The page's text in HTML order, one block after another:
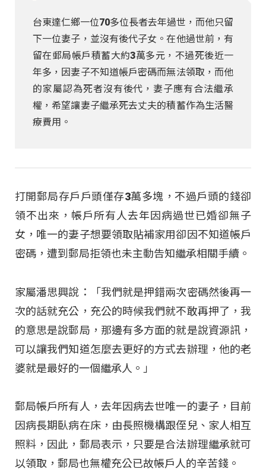
台東達仁鄉一位70多位長者去年過世，而他只留
下一位妻子，並沒有後代子女。在他過世前，有
留在郵局帳戶積蓄大約3萬多元，不過死後近一
年多，因妻子不知道帳戶密碼而無法領取，而他
的家屬認為死者沒有後代，妻子應有合法繼承
權，希望讓妻子繼承死去丈夫的積蓄作為生活醫
療費用。
打開郵局存戶戶頭僅存3萬多塊，不過戶頭的錢卻
領不出來，帳戶所有人去年因病過世已婚卻無子
女，唯一的妻子想要領取貼補家用卻因不知道帳戶
密碼，遭到郵局拒領也未主動告知繼承相關手續。
家屬潘思興說：「我們就是押錯兩次密碼然後再一
次的話就充公，充公的時候我們就不敢再押了，我
的意思是說郵局，那邊有多方面的就是說資源訊，
可以讓我們知道怎麼去更好的方式去辦理，他的老
婆就是最好的一個繼承人。」
郵局帳戶所有人，去年因病去世唯一的妻子，目前
因病長期臥病在床，由長照機構跟侄兒、家人相互
照料，因此，郵局表示，只要是合法辦理繼承就可
以領取，郵局也無權充公已故帳戶人的辛苦錢。